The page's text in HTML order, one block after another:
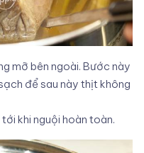
mỡ bên ngoài. Bước này
để sau này thịt không
khi nguội hoàn toàn.